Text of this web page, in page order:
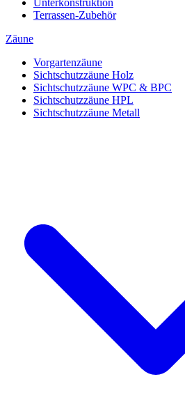
Unterkonstruktion
Terrassen-Zubehör
Zäune
Vorgartenzäune
Sichtschutzzäune Holz
Sichtschutzzäune WPC & BPC
Sichtschutzzäune HPL
Sichtschutzzäune Metall